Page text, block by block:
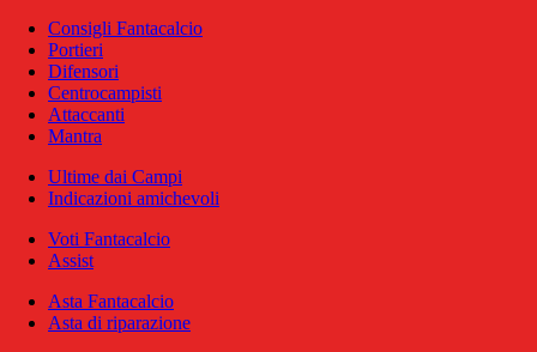
Consigli Fantacalcio
Portieri
Difensori
Centrocampisti
Attaccanti
Mantra
Ultime dai Campi
Indicazioni amichevoli
Voti Fantacalcio
Assist
Asta Fantacalcio
Asta di riparazione